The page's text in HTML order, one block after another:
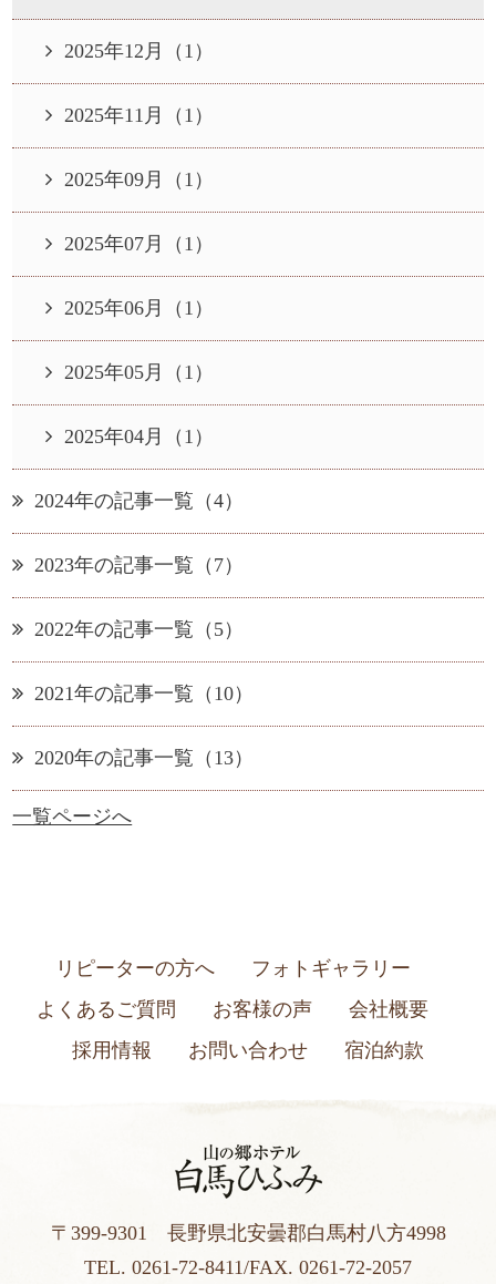
2025年12月（1）
2025年11月（1）
2025年09月（1）
2025年07月（1）
2025年06月（1）
2025年05月（1）
2025年04月（1）
2024年の記事一覧（4）
2023年の記事一覧（7）
2022年の記事一覧（5）
2021年の記事一覧（10）
2020年の記事一覧（13）
一覧ページへ
リピーターの方へ
フォトギャラリー
よくあるご質問
お客様の声
会社概要
採用情報
お問い合わせ 宿泊約款
〒399-9301 長野県北安曇郡白馬村八方4998
TEL. 0261-72-8411/FAX. 0261-72-2057